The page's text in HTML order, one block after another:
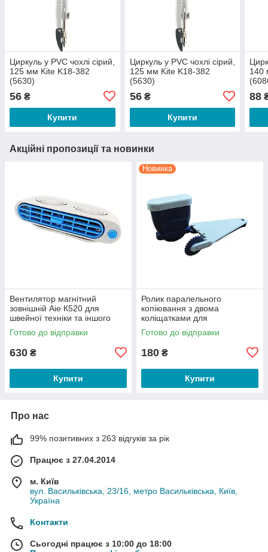
Циркуль у PVC чохлі сірий,
125 мм Kite K18-382
(5630)
56 ₴
Купити
Циркуль у PVC чохлі сірий,
125 мм Kite K18-382
(5630)
56₴
Купити
140
88
Акційні пропозиції та новинки
Вентилятор магнітний
зовнішній Aie К520 для
швейної техніки та іншого
обладнання (7439)
Готово до відправки
630 ₴
Купити
Новинка
Ролик паралельного
копіювання з двома
коліщатками для
перенесення викрійок на
тканину YL329 (7437)
Готово до відправки
180 ₴
Купити
Про нас
99% позитивних з 263 відгуків за рік
Працює з 27.04.2014
м. Київ
вул. Васильківська, 23/16, метро Васильківська, Київ,
Україна
Контакти
Сьогодні працює з 10:00 до 18:00